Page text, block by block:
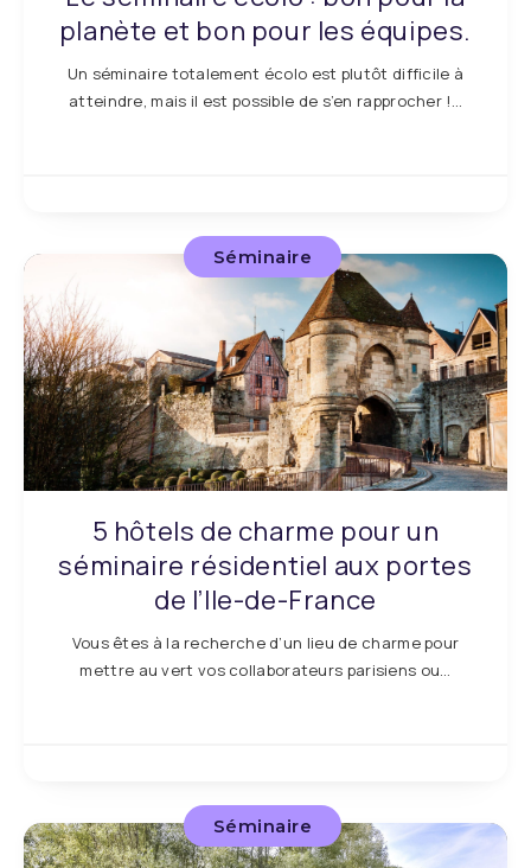
planète et bon pour les équipes.
Un séminaire totalement écolo est plutôt difficile à
atteindre, mais il est possible de s’en rapprocher !…
Séminaire
5 hôtels de charme pour un
séminaire résidentiel aux portes
de l’Ile-de-France
Vous êtes à la recherche d’un lieu de charme pour
mettre au vert vos collaborateurs parisiens ou…
Séminaire